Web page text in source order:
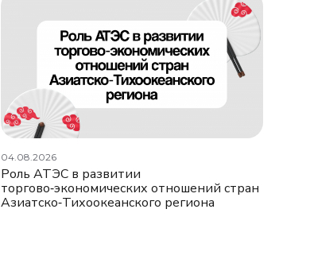
04.08.2026
Роль АТЭС в развитии
торгово‑экономических отношений стран
Азиатско‑Тихоокеанского региона